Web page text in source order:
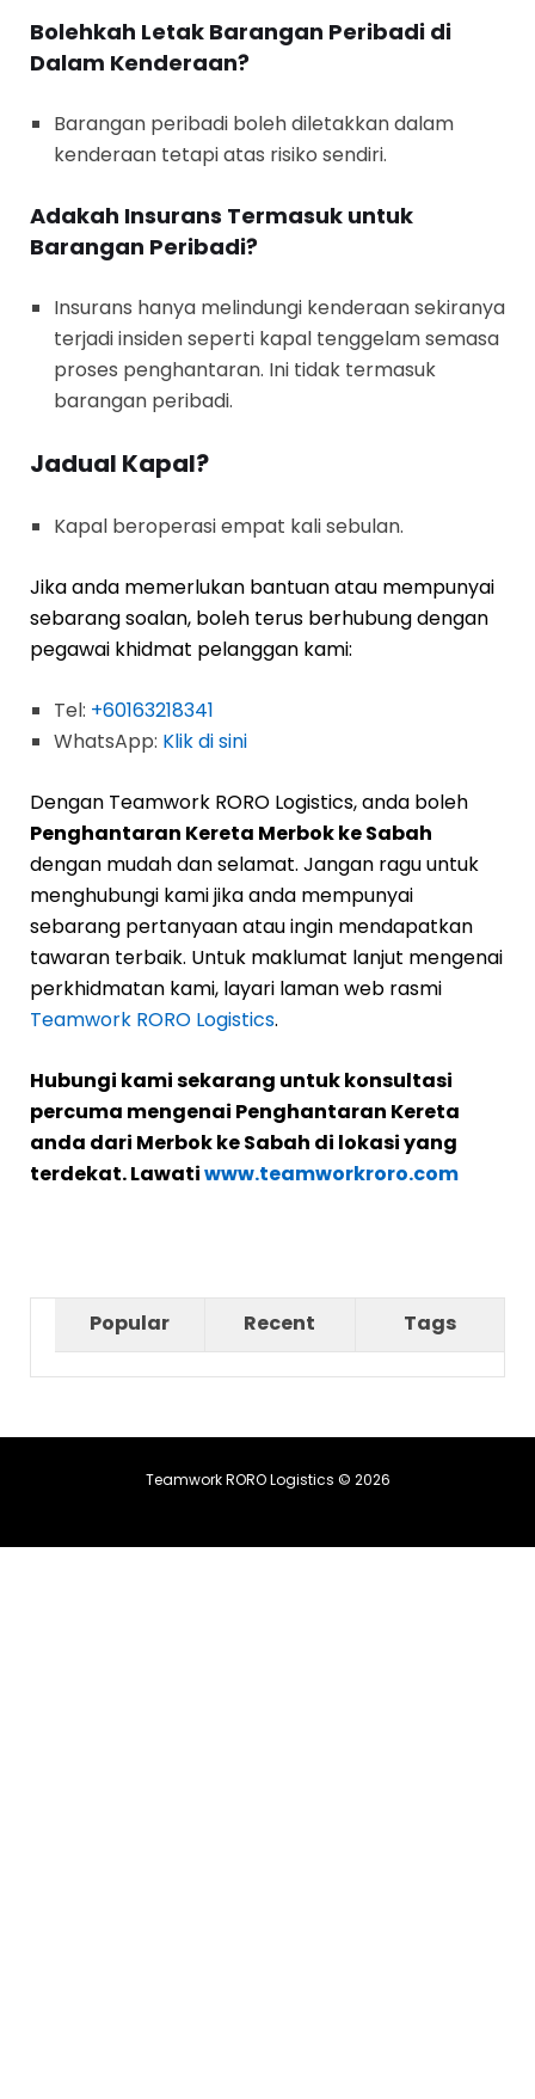
Bolehkah Letak Barangan Peribadi di
Dalam Kenderaan?
Barangan peribadi boleh diletakkan dalam
kenderaan tetapi atas risiko sendiri.
Adakah Insurans Termasuk untuk
Barangan Peribadi?
Insurans hanya melindungi kenderaan sekiranya
terjadi insiden seperti kapal tenggelam semasa
proses penghantaran. Ini tidak termasuk
barangan peribadi.
Jadual Kapal?
Kapal beroperasi empat kali sebulan.
Jika anda memerlukan bantuan atau mempunyai
sebarang soalan, boleh terus berhubung dengan
pegawai khidmat pelanggan kami:
Tel: +60163218341
WhatsApp: Klik di sini
Dengan Teamwork RORO Logistics, anda boleh
Penghantaran Kereta Merbok ke Sabah
dengan mudah dan selamat. Jangan ragu untuk
menghubungi kami jika anda mempunyai
sebarang pertanyaan atau ingin mendapatkan
tawaran terbaik. Untuk maklumat lanjut mengenai
perkhidmatan kami, layari laman web rasmi
Teamwork RORO Logistics.
Hubungi kami sekarang untuk konsultasi
percuma mengenai Penghantaran Kereta
anda dari Merbok ke Sabah di lokasi yang
terdekat. Lawatiwww.teamworkroro.com
Popular Recent Tags
Teamwork RORO Logistics © 2026